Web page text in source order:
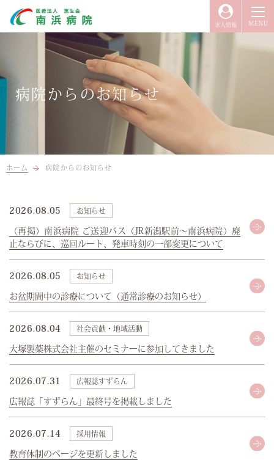
当院について
入院のご案内
医療関係者の方へ
TEL.025-255-2121（代表）
受付時間：9:00〜17:00（平日）
お問い合わせ 採用情報
いなほ園ブログ リンク
求人情報
病院からのお知らせ
ホーム 病院からのお知らせ
2026.08.05 お知らせ
（再掲）南浜病院 ご送迎バス（JR新潟駅前～南浜病院）廃
止ならびに、巡回ルート、発車時刻の一部変更について
2026.08.05 お知らせ
お盆期間中の診療について（通常診療のお知らせ）
2026.08.04 社会貢献・地域活動
大塚製薬株式会社主催のセミナーに参加してきました
2026.07.31 広報誌すずらん
広報誌「すずらん」最終号を掲載しました
2026.07.14 採用情報
教育体制のページを更新しました